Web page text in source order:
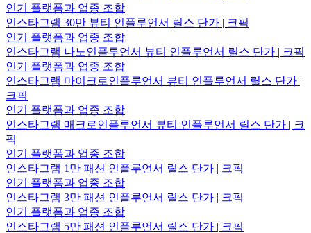
인기 플랫폼과 업종 조합
인스타그램 30만 뷰티 인플루언서 릴스 단가 | 크픽
인기 플랫폼과 업종 조합
인스타그램 나노인플루언서 뷰티 인플루언서 릴스 단가 | 크픽
인기 플랫폼과 업종 조합
인스타그램 마이크로인플루언서 뷰티 인플루언서 릴스 단가 |
크픽
인기 플랫폼과 업종 조합
인스타그램 매크로인플루언서 뷰티 인플루언서 릴스 단가 | 크
픽
인기 플랫폼과 업종 조합
인스타그램 1만 패션 인플루언서 릴스 단가 | 크픽
인기 플랫폼과 업종 조합
인스타그램 3만 패션 인플루언서 릴스 단가 | 크픽
인기 플랫폼과 업종 조합
인스타그램 5만 패션 인플루언서 릴스 단가 | 크픽